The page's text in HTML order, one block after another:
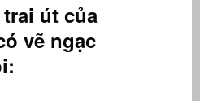
út của
vẽ ngạc